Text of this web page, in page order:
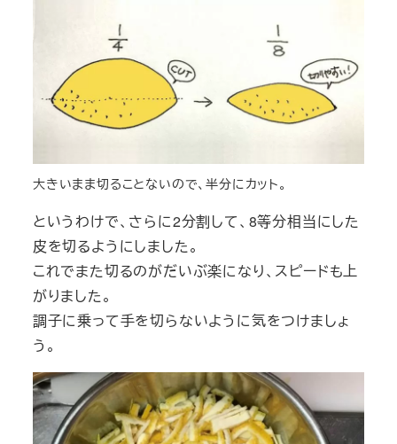
大きいまま切ることないので、半分にカット。
というわけで、さらに2分割して、8等分相当にした
皮を切るようにしました。
これでまた切るのがだいぶ楽になり、スピードも上
がりました。
調子に乗って手を切らないように気をつけましょ
う。